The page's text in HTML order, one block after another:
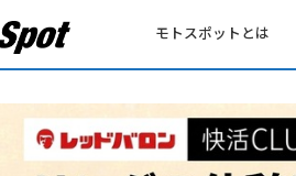
モトスポットとは